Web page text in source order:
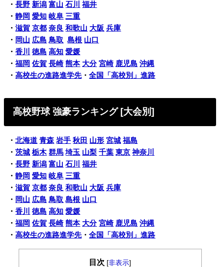
・長野 新潟 富山 石川 福井
・静岡 愛知 岐阜 三重
・滋賀 京都 奈良 和歌山 大阪 兵庫
・ 岡山 広島 鳥取 島根 山口
・香川 徳島 高知 愛媛
・福岡 佐賀 長崎 熊本 大分 宮崎 鹿児島 沖縄
・高校生の進路進学先・全国「高校別」進路
高校野球 強豪ランキング [大会別]
・北海道 青森 岩手 秋田 山形 宮城 福島
・茨城 栃木 群馬 埼玉 山梨 千葉 東京 神奈川
・長野 新潟 富山 石川 福井
・静岡 愛知 岐阜 三重
・滋賀 京都 奈良 和歌山 大阪 兵庫
・ 岡山 広島 鳥取 島根 山口
・香川 徳島 高知 愛媛
・福岡 佐賀 長崎 熊本 大分 宮崎 鹿児島 沖縄
・高校生の進路進学先・全国「高校別」進路
目次 [非表示]